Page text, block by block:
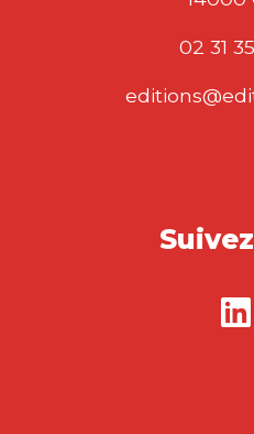
02 31